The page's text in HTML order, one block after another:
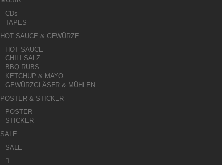
CDs
TAPES
HOT SAUCE & GEWÜRZE
HOT SAUCE
CHILI SALZ
BBQ RUBS
KETCHUP & MAYO
GEWÜRZGLÄSER & MÜHLEN
POSTER & STICKER
POSTER
STICKER
SALE
SALE
